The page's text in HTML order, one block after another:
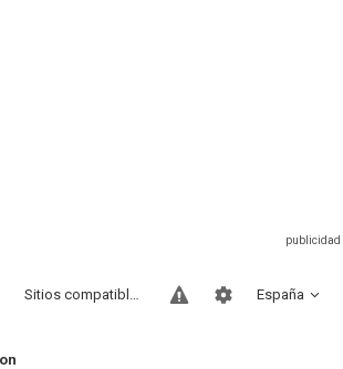
España
Sitios compatibles